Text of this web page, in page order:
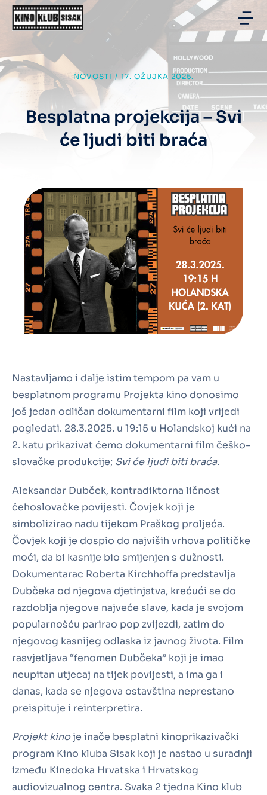
NOVOSTI / 17. OŽUJKA 2025.
Besplatna projekcija – Svi
će ljudi biti braća
Nastavljamo i dalje istim tempom pa vam u
besplatnom programu Projekta kino donosimo
još jedan odličan dokumentarni film koji vrijedi
pogledati. 28.3.2025. u 19:15 u Holandskoj kući na
2. katu prikazivat ćemo dokumentarni film češko-
slovačke produkcije; Svi će ljudi biti braća.
Aleksandar Dubček, kontradiktorna ličnost
čehoslovačke povijesti. Čovjek koji je
simbolizirao nadu tijekom Praškog proljeća.
Čovjek koji je dospio do najviših vrhova političke
moći, da bi kasnije bio smijenjen s dužnosti.
Dokumentarac Roberta Kirchhoffa predstavlja
Dubčeka od njegova djetinjstva, krećući se do
razdoblja njegove najveće slave, kada je svojom
popularnošću parirao pop zvijezdi, zatim do
njegovog kasnijeg odlaska iz javnog života. Film
rasvjetljava “fenomen Dubčeka” koji je imao
neupitan utjecaj na tijek povijesti, a ima ga i
danas, kada se njegova ostavština neprestano
preispituje i reinterpretira.
Projekt kinoje inače besplatni kinoprikazivački
program Kino kluba Sisak koji je nastao u suradnji
između Kinedoka Hrvatska i Hrvatskog
audiovizualnog centra. Svaka 2 tjedna Kino klub